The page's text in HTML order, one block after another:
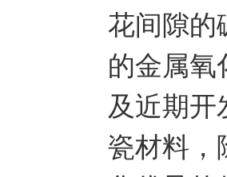
花间隙的
的金属氧
及近期开
瓷材料，